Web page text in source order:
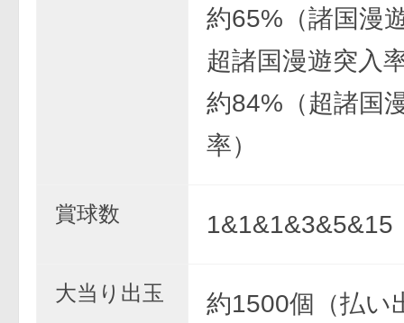
約65%（諸国漫
超諸国漫遊突入
約84%（超諸国
率）
賞球数 1&1&1&3&5&15
大当り出玉 約1500個（払い